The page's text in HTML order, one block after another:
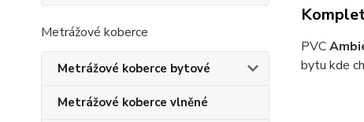
Metrážové koberce
Metrážové koberce bytové
Metrážové koberce vlněné
PVC
bytu kde